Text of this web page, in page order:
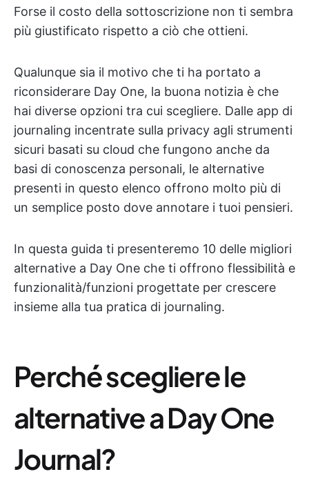
Forse il costo della sottoscrizione non ti sembra
più giustificato rispetto a ciò che ottieni.
Qualunque sia il motivo che ti ha portato a
riconsiderare Day One, la buona notizia è che
hai diverse opzioni tra cui scegliere. Dalle app di
journaling incentrate sulla privacy agli strumenti
sicuri basati su cloud che fungono anche da
basi di conoscenza personali, le alternative
presenti in questo elenco offrono molto più di
un semplice posto dove annotare i tuoi pensieri.
In questa guida ti presenteremo 10 delle migliori
alternative a Day One che ti offrono flessibilità e
funzionalità/funzioni progettate per crescere
insieme alla tua pratica di journaling.
Perché scegliere le
alternative a Day One
Journal?